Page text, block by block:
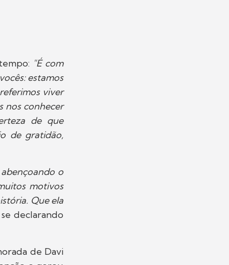
"É com
estamos
viver
nos conhecer
de que
de gratidão,
o
motivos
Que ela
declarando
de Davi